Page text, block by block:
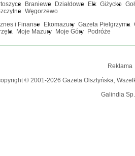
Braniewo Działdowo Ełk Giżycko
Węgorzewo
i Finanse Ekomazury Gazeta Pielgrzyma
Moje Mazury Moje Góry Podróże
Reklama
© 2001-2026 Gazeta Olsztyńska,
Galindia